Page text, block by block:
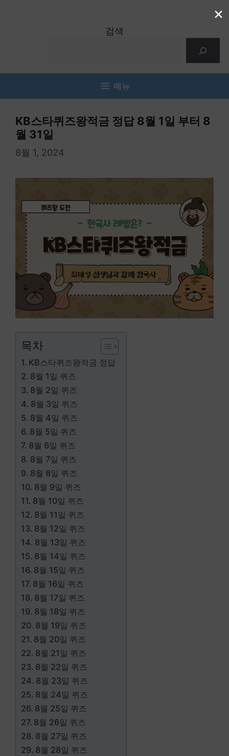
너
검색
메뉴
KB스타퀴즈왕적금 정답 8월 1일 부터 8
월 31일
8월 1, 2024
목차
KB스타퀴즈왕적금 정답
8월 1일 퀴즈
8월 2일 퀴즈
8월 3일 퀴즈
8월 4일 퀴즈
8월 5일 퀴즈
8월 6일 퀴즈
8월 7일 퀴즈
8월 8일 퀴즈
8월 9일 퀴즈
8월 10일 퀴즈
8월 11일 퀴즈
8월 12일 퀴즈
8월 13일 퀴즈
8월 14일 퀴즈
8월 15일 퀴즈
8월 16일 퀴즈
8월 17일 퀴즈
8월 18일 퀴즈
8월 19일 퀴즈
8월 20일 퀴즈
8월 21일 퀴즈
8월 22일 퀴즈
8월 23일 퀴즈
8월 24일 퀴즈
8월 25일 퀴즈
8월 26일 퀴즈
8월 27일 퀴즈
8월 28일 퀴즈
×